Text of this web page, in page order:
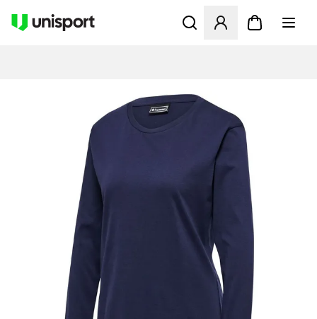
Apre una finestra modale